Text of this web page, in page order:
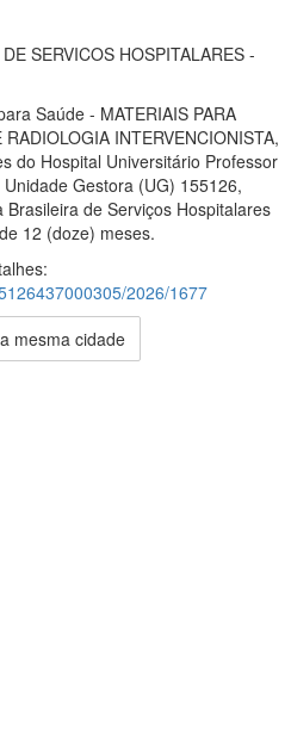
SERVICOS HOSPITALARES -
Saúde - MATERIAIS PARA
INTERVENCIONISTA,
do Hospital Universitário Professor
Gestora (UG) 155126,
de Serviços Hospitalares
12 (doze) meses.
2026/1677
mesma cidade